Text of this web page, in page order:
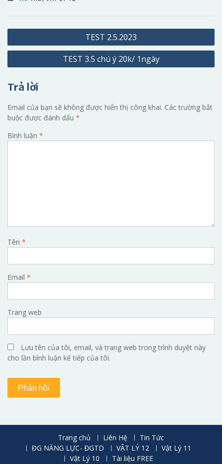
Điều
hướng
TEST 2.5.2023
TEST 3.5 chú ý 20k/ 1ngày
Trả lời
Email của bạn sẽ không được hiển thị công khai. Các trường bắt
buộc được đánh dấu *
Bình luận *
Tên *
Email *
Trang web
Lưu tên của tôi, email, và trang web trong trình duyệt này
cho lần bình luận kế tiếp của tôi.
Trang chủ Liên Hệ
Tin Tức
ĐG NĂNG LỰC- ĐGTD
VẬT LÝ 12
Vật Lý 11
Vật Lý 10
Tài liệu FREE